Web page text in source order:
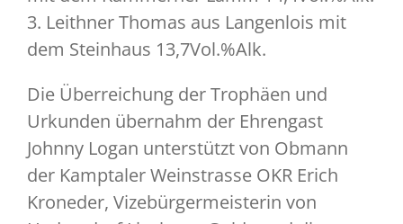
3. Leithner Thomas aus Langenlois mit
dem Steinhaus 13,7Vol.%Alk.
Die Überreichung der Trophäen und
Urkunden übernahm der Ehrengast
Johnny Logan unterstützt von Obmann
der Kamptaler Weinstrasse OKR Erich
Kroneder, Vizebürgermeisterin von